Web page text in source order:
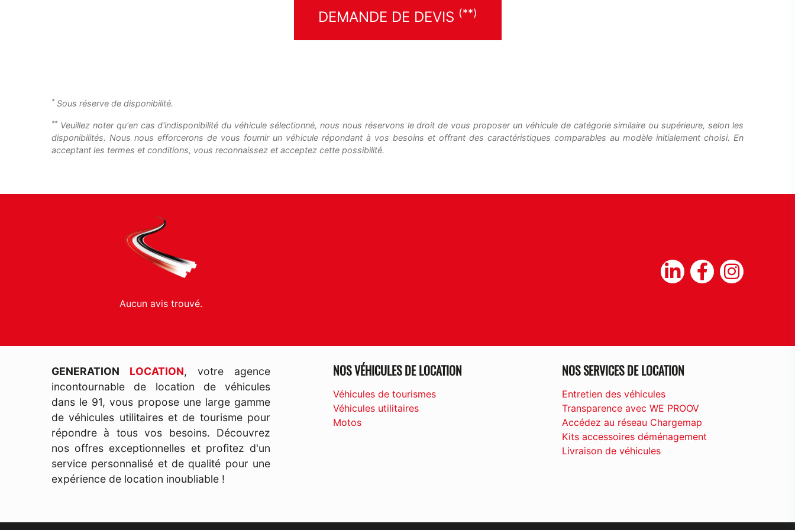
DEMANDE DE DEVIS (**)
*Sous réserve de disponibilité.
**Veuillez noter qu'en cas d'indisponibilité du véhicule sélectionné, nous nous réservons le droit de vous proposer un véhicule de catégorie similaire ou supérieure, selon les
disponibilités. Nous nous efforcerons de vous fournir un véhicule répondant à vos besoins et offrant des caractéristiques comparables au modèle initialement choisi. En
acceptant les termes et conditions, vous reconnaissez et acceptez cette possibilité.
Aucun avis trouvé.
GENERATION LOCATION, votre agence
incontournable de location de véhicules
dans le 91, vous propose une large gamme
de véhicules utilitaires et de tourisme pour
répondre à tous vos besoins. Découvrez
nos offres exceptionnelles et profitez d'un
service personnalisé et de qualité pour une
expérience de location inoubliable !
NOS VÉHICULES DE LOCATION
Véhicules de tourismes
Véhicules utilitaires
Motos
NOS SERVICES DE LOCATION
Entretien des véhicules
Transparence avec WE PROOV
Accédez au réseau Chargemap
Kits accessoires déménagement
Livraison de véhicules